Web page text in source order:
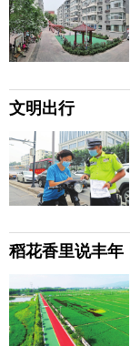
文明出行
稻花香里说丰年